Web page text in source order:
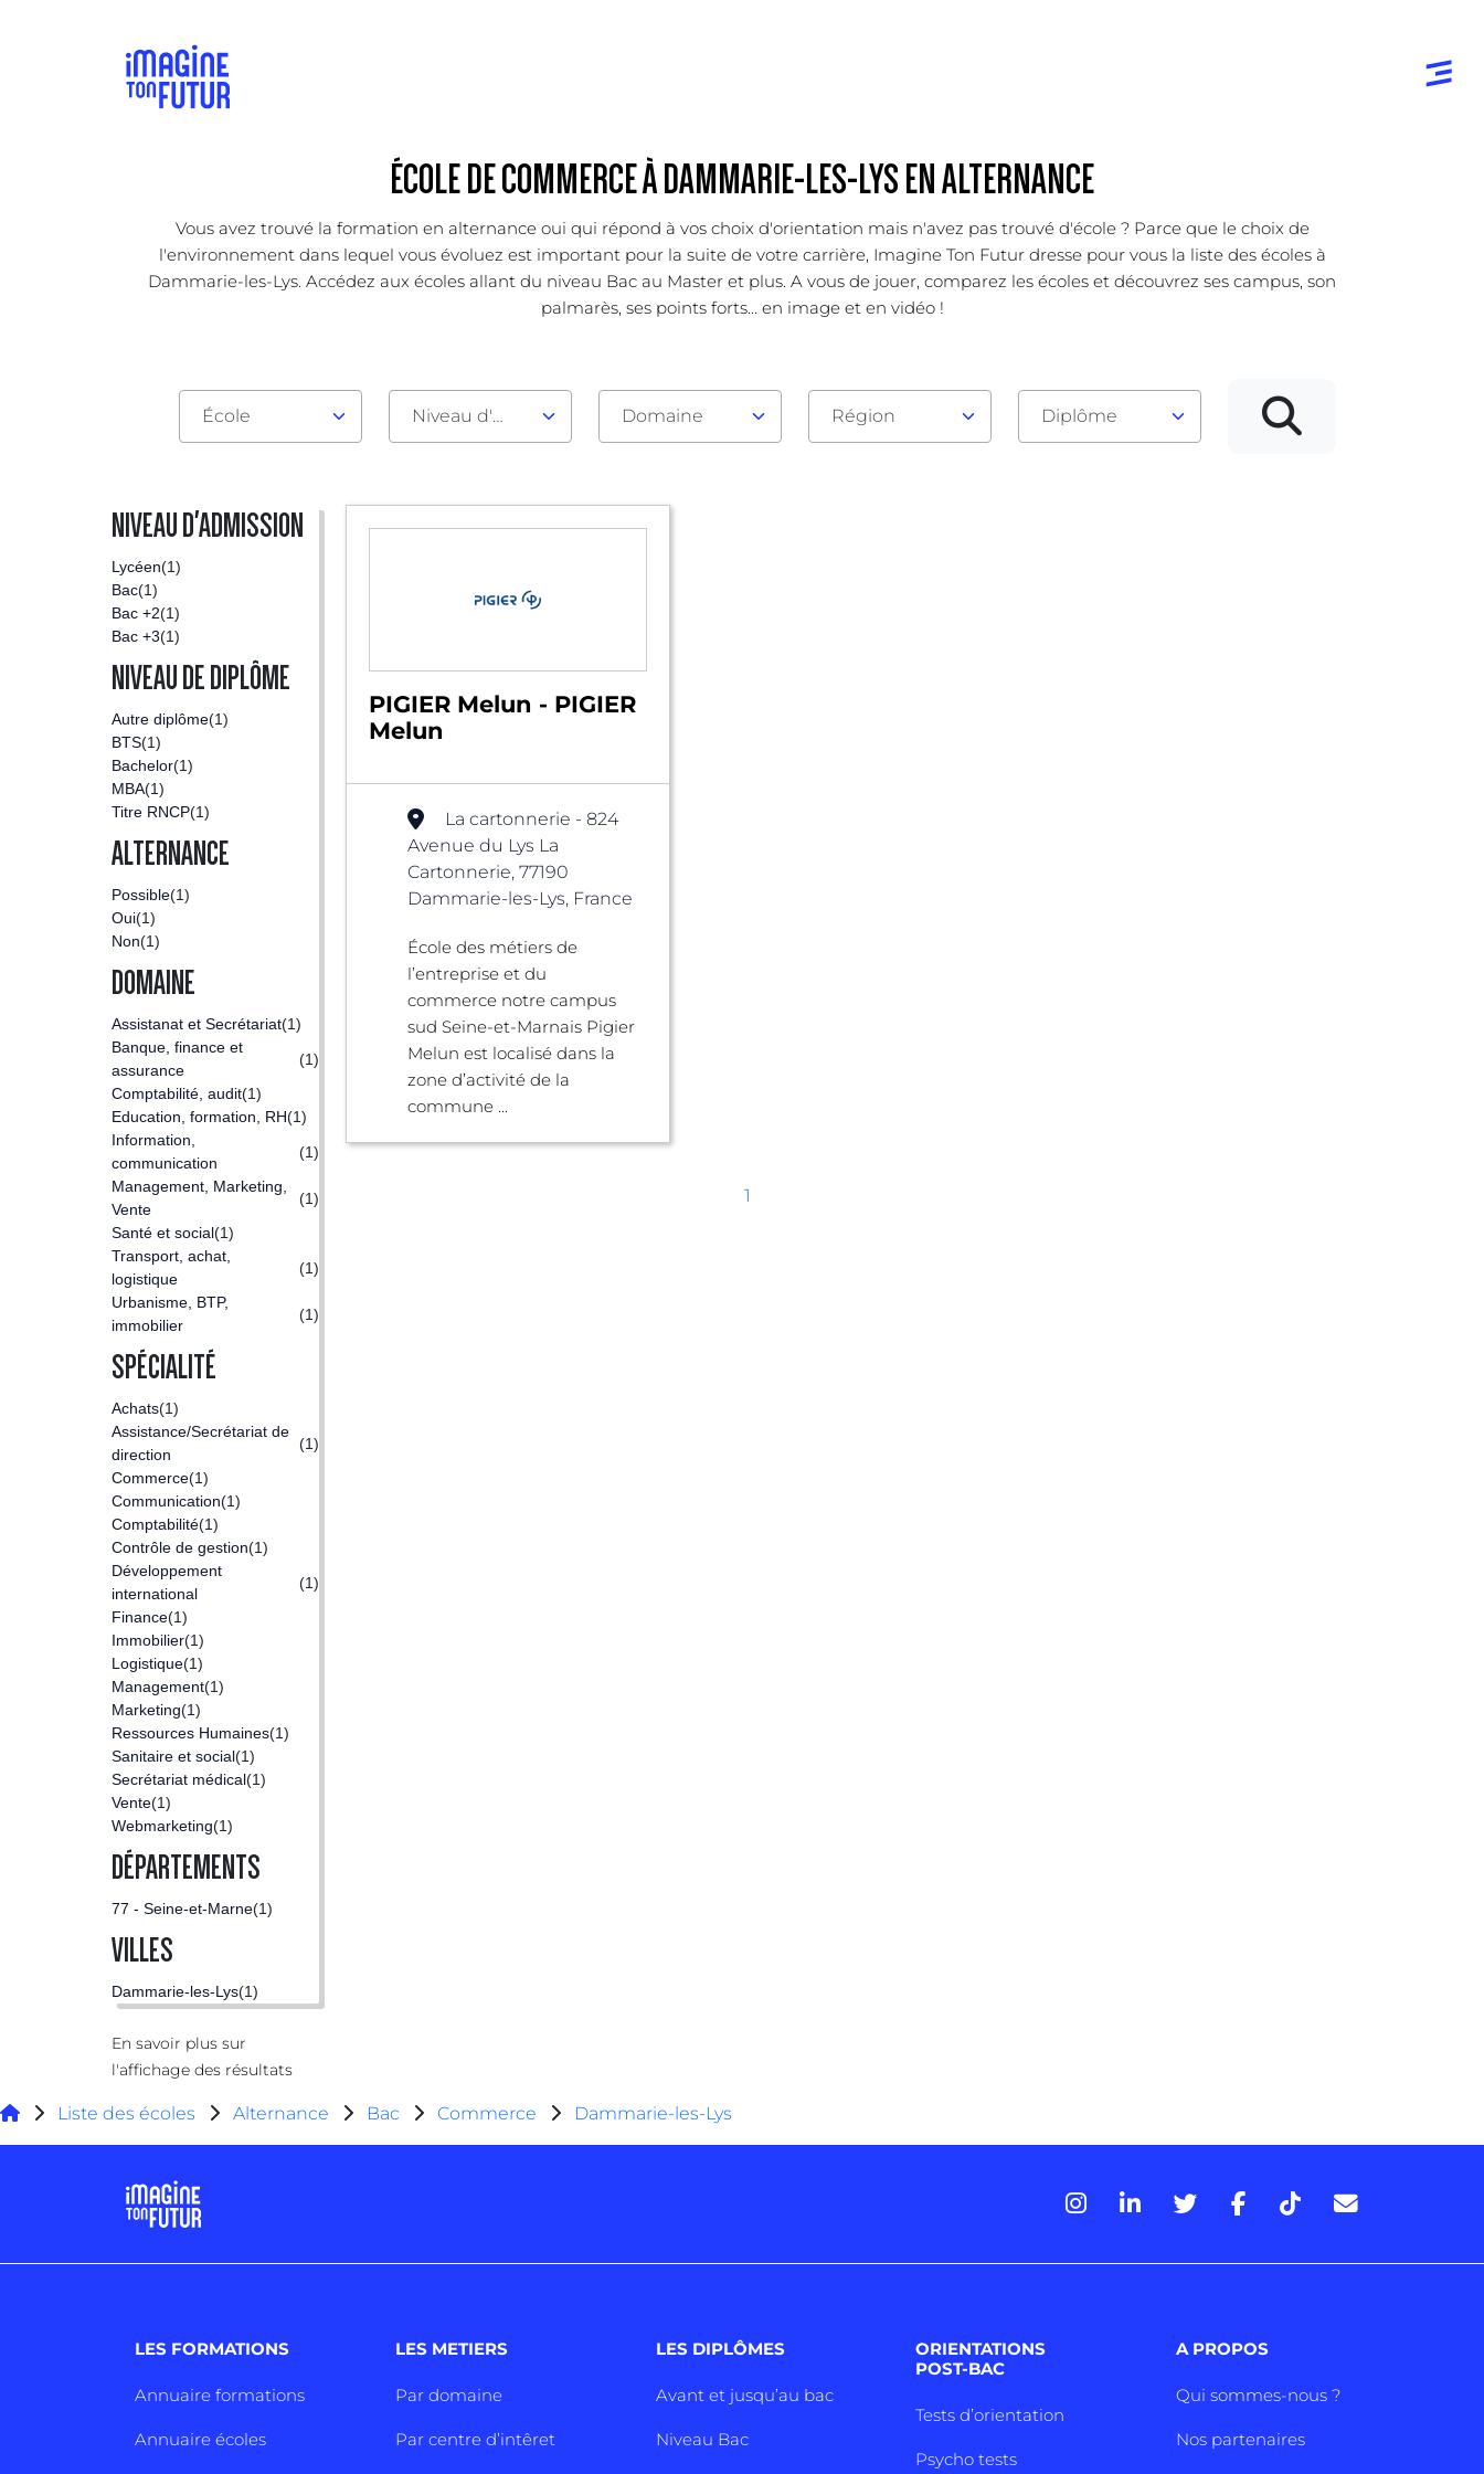
ÉCOLE DE COMMERCE À DAMMARIE-LES-LYS EN ALTERNANCE
Vous avez trouvé la formation en alternance oui qui répond à vos choix d'orientation mais n'avez pas trouvé d'école ? Parce que le choix de
l'environnement dans lequel vous évoluez est important pour la suite de votre carrière, Imagine Ton Futur dresse pour vous la liste des écoles à
Dammarie-les-Lys. Accédez aux écoles allant du niveau Bac au Master et plus. A vous de jouer, comparez les écoles et découvrez ses campus, son
palmarès, ses points forts... en image et en vidéo !
École Niveau d'admission Domaine Région Diplôme
NIVEAU D'ADMISSION
Lycéen(1)
Bac(1)
Bac +2(1)
Bac +3(1)
NIVEAU DE DIPLÔME
Autre diplôme(1)
BTS(1)
Bachelor(1)
MBA(1)
Titre RNCP(1)
ALTERNANCE
Possible(1)
Oui(1)
Non(1)
DOMAINE
Assistanat et Secrétariat(1)
Banque, finance et
assurance
(1)
Comptabilité, audit(1)
Education, formation, RH(1)
Information,
communication
(1)
Management, Marketing,
Vente
(1)
Santé et social(1)
Transport, achat,
logistique
(1)
Urbanisme, BTP,
immobilier
(1)
SPÉCIALITÉ
Achats(1)
Assistance/Secrétariat de
direction
(1)
Commerce(1)
Communication(1)
Comptabilité(1)
Contrôle de gestion(1)
Développement
international
(1)
Finance(1)
Immobilier(1)
Logistique(1)
Management(1)
Marketing(1)
Ressources Humaines(1)
Sanitaire et social(1)
Secrétariat médical(1)
Vente(1)
Webmarketing(1)
DÉPARTEMENTS
77 - Seine-et-Marne(1)
VILLES
Dammarie-les-Lys(1)
En savoir plus sur
l'affichage des résultats
PIGIER Melun - PIGIER
Melun
La cartonnerie - 824
Avenue du Lys La
Cartonnerie, 77190
Dammarie-les-Lys, France
École des métiers de
l’entreprise et du
commerce notre campus
sud Seine-et-Marnais Pigier
Melun est localisé dans la
zone d’activité de la
commune ...
1
Liste des écoles Alternance Bac Commerce Dammarie-les-Lys
LES FORMATIONS
Annuaire formations
Annuaire écoles
LES METIERS
Par domaine
Par centre d’intêret
LES DIPLÔMES
Avant et jusqu’au bac
Niveau Bac
ORIENTATIONS
POST-BAC
Tests d’orientation
Psycho tests
A PROPOS
Qui sommes-nous ?
Nos partenaires